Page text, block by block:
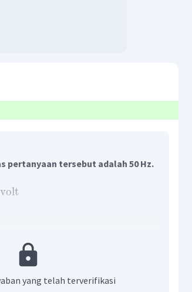
pertanyaan tersebut adalah 50 Hz.
volt
rangkaian AC adalah
V
πt) V, sehingga :
yang telah terverifikasi